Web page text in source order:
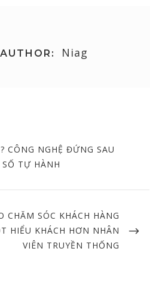
Niag
CÔNG NGHỆ ĐỨNG SAU
TỰ HÀNH
CHĂM SÓC KHÁCH HÀNG
HIỂU KHÁCH HƠN NHÂN
VIÊN TRUYỀN THỐNG